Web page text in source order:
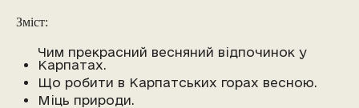
Зміст:
Чим прекрасний весняний відпочинок у
Карпатах.
Що робити в Карпатських горах весною.
Міць природи.